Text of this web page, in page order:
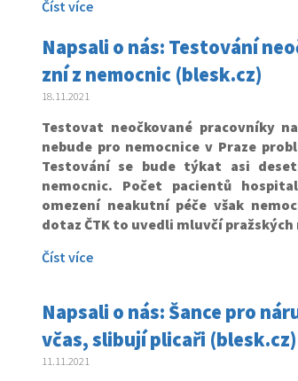
Číst více
Napsali o nás: Testování
zní z nemocnic (blesk.cz)
18.11.2021
Testovat neočkované pracovníky
nebude pro nemocnice v Praze
Testování se bude týkat asi
nemocnic. Počet pacientů
omezení neakutní péče však
dotaz ČTK to uvedli mluvčí pražských
Číst více
Napsali o nás: Šance pro
včas, slibují plicaři (blesk.cz)
11.11.2021